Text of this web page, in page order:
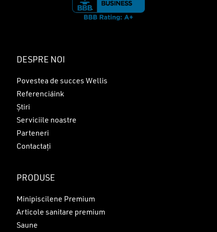
DESPRE NOI
Povestea de succes Wellis
Referenciáink
Știri
Serviciile noastre
Parteneri
Contactați
PRODUSE
Minipiscilene Premium
Articole sanitare premium
Saune